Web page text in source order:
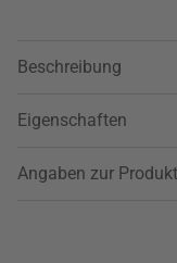
Beschreibung
Eigenschaften
Angaben zur